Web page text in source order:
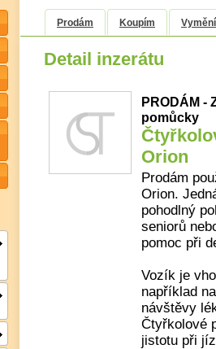
Prodám Koupím
Detail inzerátu
PRODÁM -
pomůcky
Orion
Prodám
Orion.
pohodlný
seniorů
pomoc při
Vozík je
například
návštěvy
Čtyřkolové
jistotu při